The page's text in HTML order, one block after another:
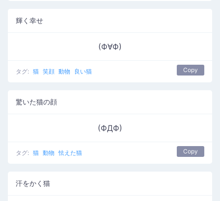
輝く幸せ
(Ф∀Ф)
タグ: 猫 笑顔 動物 良い猫 Copy
驚いた猫の顔
(ФДФ)
タグ: 猫 動物 怯えた猫 Copy
汗をかく猫